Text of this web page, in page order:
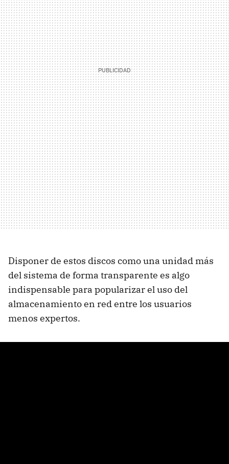
Disponer de estos discos como una unidad más
del sistema de forma transparente es algo
indispensable para popularizar el uso del
almacenamiento en red entre los usuarios
menos expertos.